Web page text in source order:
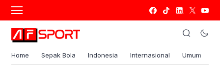
Home Sepak Bola Indonesia Internasional Umum